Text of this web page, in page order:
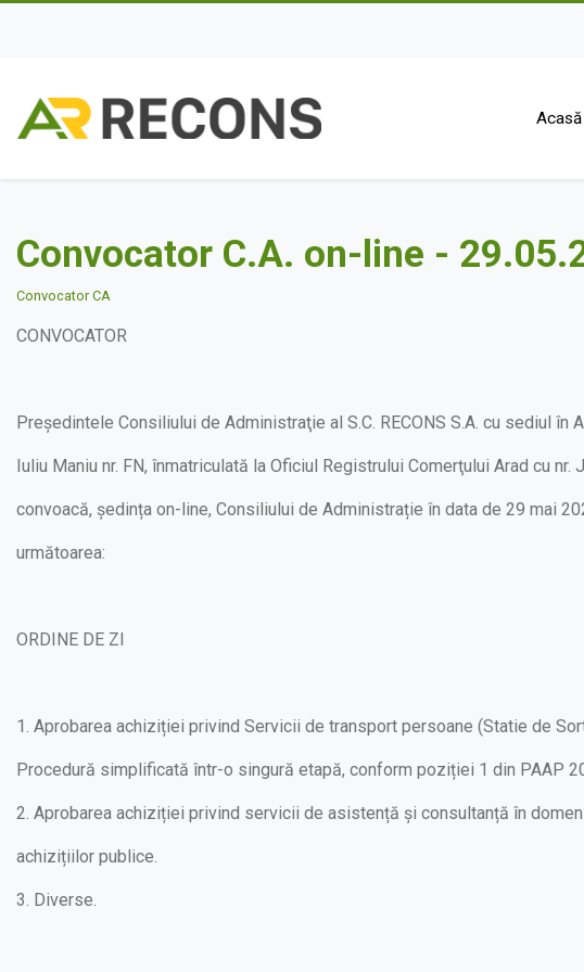
Acasă
Convocator C.A. on-line -
Convocator CA
CONVOCATOR
Președintele Consiliului de Administraţie al S.C. RECONS S.A. cu sediul în
Iuliu Maniu nr. FN, înmatriculată la Oficiul Registrului Comerţului Arad cu
convoacă, ședința on-line, Consiliului de Administrație în data de 29 mai
următoarea:
ORDINE DE ZI
1. Aprobarea achiziției privind Servicii de transport persoane (Statie de
Procedură simplificată într-o singură etapă, conform poziției 1 din PAAP
2. Aprobarea achiziției privind servicii de asistență și consultanță în
achizițiilor publice.
3. Diverse.